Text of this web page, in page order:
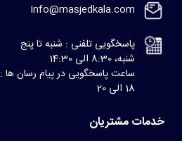
Info@masjedkala.com
پاسخگویی تلفنی : شنبه تا پنج
شنبه، 8:30 الی 14:30
ساعت پاسخگویی در پیام رسان ها :
18 الی 20
خدمات مشتریان